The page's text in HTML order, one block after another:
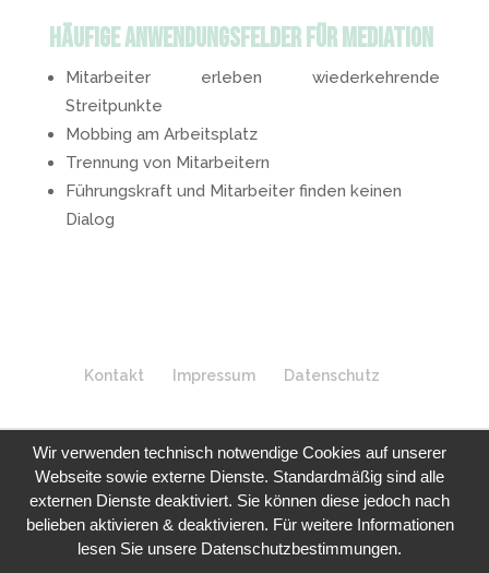
Häufige Anwendungsfelder Für Mediation
Mitarbeiter erleben wiederkehrende
Streitpunkte
Mobbing am Arbeitsplatz
Trennung von Mitarbeitern
Führungskraft und Mitarbeiter finden keinen
Dialog
Kontakt Impressum Datenschutz
Wir verwenden technisch notwendige Cookies auf unserer
Webseite sowie externe Dienste. Standardmäßig sind alle
externen Dienste deaktiviert. Sie können diese jedoch nach
belieben aktivieren & deaktivieren. Für weitere Informationen
lesen Sie unsere Datenschutzbestimmungen.